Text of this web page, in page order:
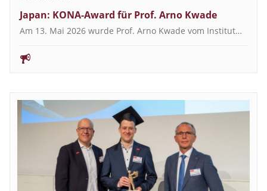
Japan: KONA-Award für Prof. Arno Kwade
Am 13. Mai 2026 wurde Prof. Arno Kwade vom Institut…